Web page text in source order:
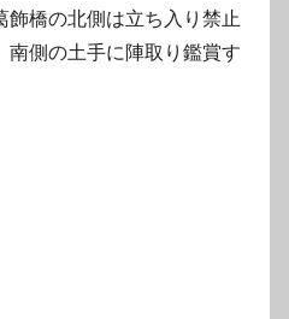
飾橋の北側は立ち入り禁止
南側の土手に陣取り鑑賞す